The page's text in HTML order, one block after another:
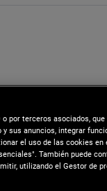
por terceros asociados,
sus anuncios, integrar
el uso de las cookies
También puede
utilizando el Gestor de